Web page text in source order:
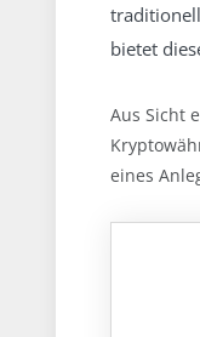
bietet
Aus Sicht
eines